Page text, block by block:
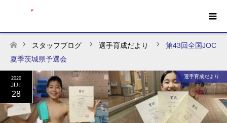
ホーム
スタッフブログ 選手育成だより
第43回全国JOC
夏季茨城県予選会
2020
JUL
28
選手育成だより